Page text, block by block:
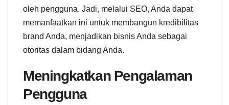
oleh pengguna. Jadi, melalui SEO, Anda dapat
memanfaatkan ini untuk membangun kredibilitas
brand Anda, menjadikan bisnis Anda sebagai
otoritas dalam bidang Anda.
Meningkatkan Pengalaman
Pengguna